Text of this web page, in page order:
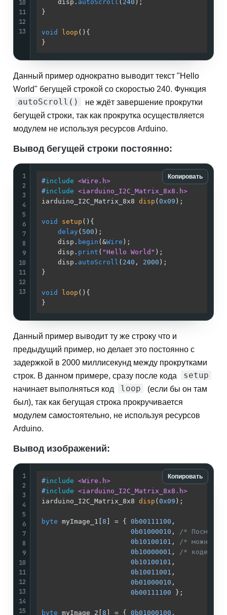
10
11
12
13
    disp.
autoScroll ( 240
void loop ()
Данный пример однократно выводит текст "Hello
World" бегущей строкой со скоростью 240. Функция
autoScroll()
не ждёт завершение прокрутки
бегущей строки, так как прокрутка осуществляется
модулем не используя ресурсов Arduino.
Вывод бегущей строки постоянно:
Копировать
1
2
3
4
5
6
7
8
9
10
11
12
13
#include <Wire.h>
#include <iarduino_I2C_Matrix_8x8.h>
iarduino_I2C_Matrix_8x8 disp ( 0x09 )
void setup ()
delay( 500
    disp.
begin (&Wire
    disp.
print ( "Hello World"
    disp.
autoScroll ( 240 , 2000
void loop ()
Данный пример выводит ту же строку что и
предыдущий пример, но делает это постоянно с
задержкой в 2000 миллисекунд между прокрутками
строк. В данном примере, сразу после кода
setup
начинает выполняться код loop
(если бы он там
был), так как бегущая строка прокручивается
модулем самостоятельно, не используя ресурсов
Arduino.
Вывод изображений:
Копировать
1
2
3
4
5
6
7
8
9
10
11
12
13
14
15
#include <Wire.h>
#include <iarduino_I2C_Matrix_8x8.h>
iarduino_I2C_Matrix_8x8 disp ( 0x09 )
byte myImage_1[ 8 ] = { 0b00111100
0b01000010 ,
/*
0b10100101 ,
/* можно
0b10000001 ,
/*
0b10100101
0b10011001
0b01000010
0b00111100
byte myImage_2[ 8 ] = { 0b01000100